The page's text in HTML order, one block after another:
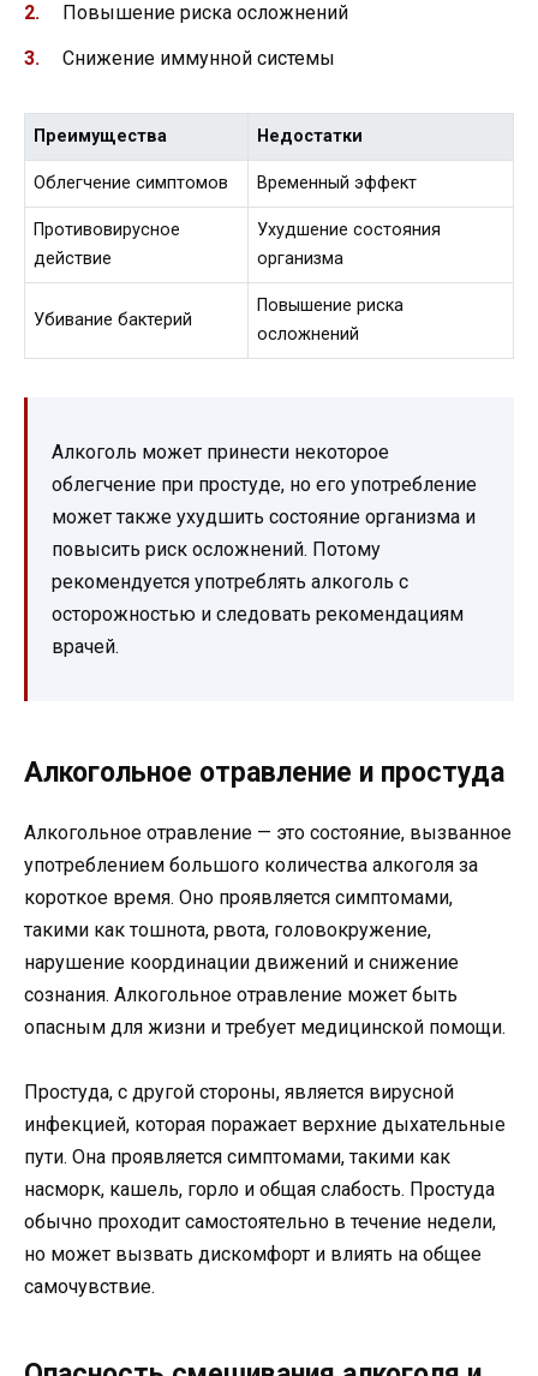
Повышение риска осложнений
Снижение иммунной системы
Преимущества Недостатки
Облегчение симптомов Временный эффект
Противовирусное
действие
Ухудшение состояния
организма
Убивание бактерий
Повышение риска
осложнений
Алкоголь может принести некоторое
облегчение при простуде, но его употребление
может также ухудшить состояние организма и
повысить риск осложнений. Потому
рекомендуется употреблять алкоголь с
осторожностью и следовать рекомендациям
врачей.
Алкогольное отравление и простуда
Алкогольное отравление — это состояние, вызванное
употреблением большого количества алкоголя за
короткое время. Оно проявляется симптомами,
такими как тошнота, рвота, головокружение,
нарушение координации движений и снижение
сознания. Алкогольное отравление может быть
опасным для жизни и требует медицинской помощи.
Простуда, с другой стороны, является вирусной
инфекцией, которая поражает верхние дыхательные
пути. Она проявляется симптомами, такими как
насморк, кашель, горло и общая слабость. Простуда
обычно проходит самостоятельно в течение недели,
но может вызвать дискомфорт и влиять на общее
самочувствие.